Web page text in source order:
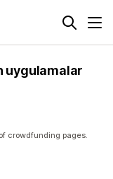
uygulamalar
crowdfunding pages.